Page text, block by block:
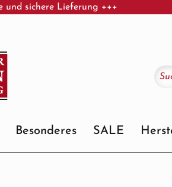
und sichere Lieferung +++
Besonderes SALE